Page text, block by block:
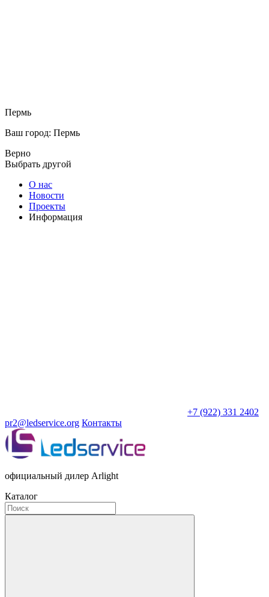
Пермь
Ваш город: Пермь
Верно
Выбрать другой
О нас
Новости
Проекты
Информация
+7 (922) 331 2402
pr2@ledservice.org Контакты
официальный дилер Arlight
Каталог